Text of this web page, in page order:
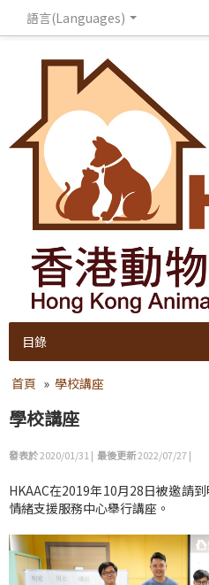
語言(Languages)
目錄
首頁 » 學校講座
學校講座
發表於2020/01/31 | 最後更新2022/07/27 |
HKAAC在2019年10月28日被邀請
情緒支援服務中心舉行講座。